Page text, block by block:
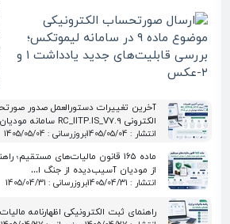
آخرین تغییرات دستورالعمل صدور
الکترونی RC_IITP.IS_V7.9 سامانه مودیان | بررسی کام…
انتشار : 1405/05/04 بروزرسانی : 1405/05/04
ماده ۱۶۵ قانون مالیات‌های
از مودیان آسیب‌دیده از جنگ ا…
انتشار : 1405/04/31 بروزرسانی : 1405/04/31
راهنمای ثبت الکترونیکی اظهارنامه